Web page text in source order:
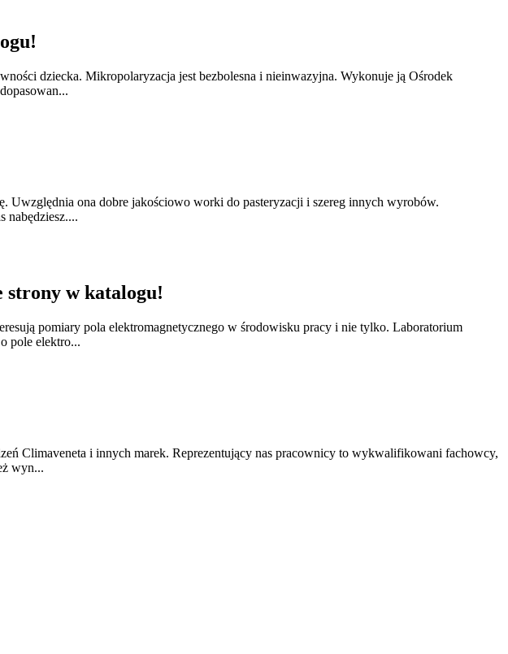
dziecka. Mikropolaryzacja jest bezbolesna i nieinwazyjna. Wykonuje ją Ośrodek
Uwzględnia ona dobre jakościowo worki do pasteryzacji i szereg innych wyrobów.
nabędziesz....
strony w katalogu!
pomiary pola elektromagnetycznego w środowisku pracy i nie tylko. Laboratorium
pole elektro...
Climaveneta i innych marek. Reprezentujący nas pracownicy to wykwalifikowani fachowcy,
wyn...